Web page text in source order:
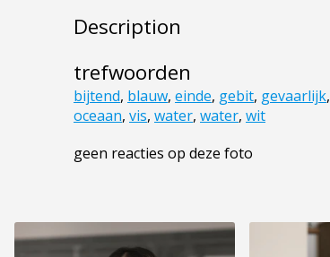
Description
trefwoorden
bijtend, blauw, einde, gebit, gevaarlijk,
oceaan, vis, water, water, wit
geen reacties op deze foto